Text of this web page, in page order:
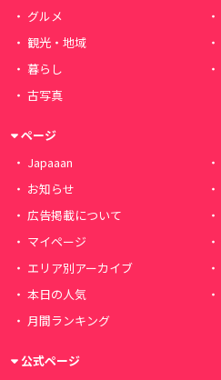
グルメ
観光・地域
暮らし
古写真
ページ
Japaaan
お知らせ
広告掲載について
マイページ
エリア別アーカイブ
本日の人気
月間ランキング
公式ページ